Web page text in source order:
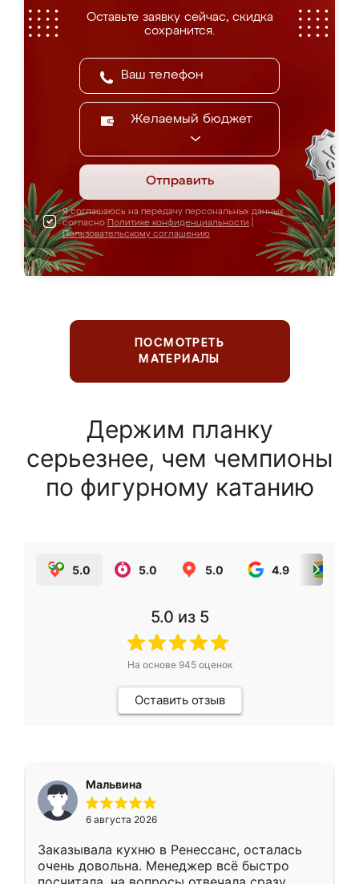
Оставьте заявку сейчас, скидка
сохранится.
Желаемый бюджет
Отправить
Я соглашаюсь на передачу персональных данных
согласно Политике конфиденциальности
Пользовательскому соглашению
ПОСМОТРЕТЬ
МАТЕРИАЛЫ
Держим планку
серьезнее, чем чемпионы
по фигурному катанию
5.0 5.0 5.0 4.9
5.0 из 5
На основе 945оценок
Оставить отзыв
Мальвина
6 августа 2026
Заказывала кухню в Ренессанс, осталась
очень довольна. Менеджер всё быстро